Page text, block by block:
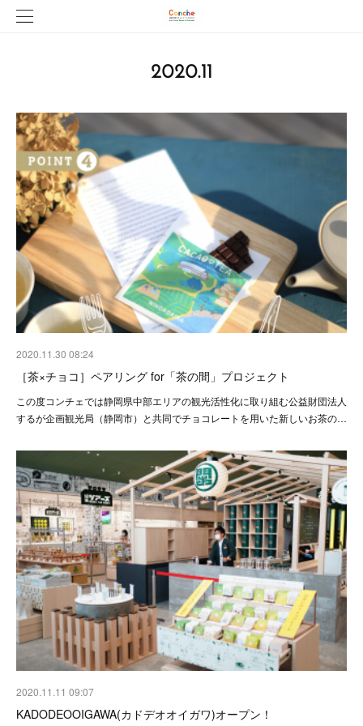
2020.11
2020.11.30 08:24
［茶×チョコ］ペアリング for「茶の間」プロジェクト
この度コンチェでは静岡県中部エリアの観光活性化に取り組む公益財団法人
するが企画観光局（静岡市）と共同でチョコレートを用いた新しいお茶の…
2020.11.11 09:07
KADODEOOIGAWA(カドデオオイガワ)オープン！